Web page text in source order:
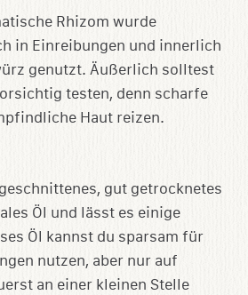
Rhizom wurde
in Einreibungen und innerlich
genutzt. Äußerlich solltest
testen, denn scharfe
Haut reizen.
gut getrocknetes
Öl und lässt es einige
Öl kannst du sparsam für
nutzen, aber nur auf
an einer kleinen Stelle